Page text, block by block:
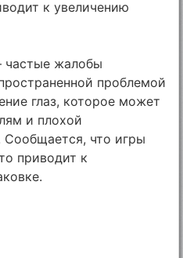
к увеличению
жалобы
проблемой
глаз, которое может
и плохой
Сообщается, что игры
приводит к